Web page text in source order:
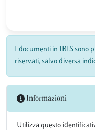
I documenti in IRIS sono
riservati, salvo diversa
Informazioni
Utilizza questo